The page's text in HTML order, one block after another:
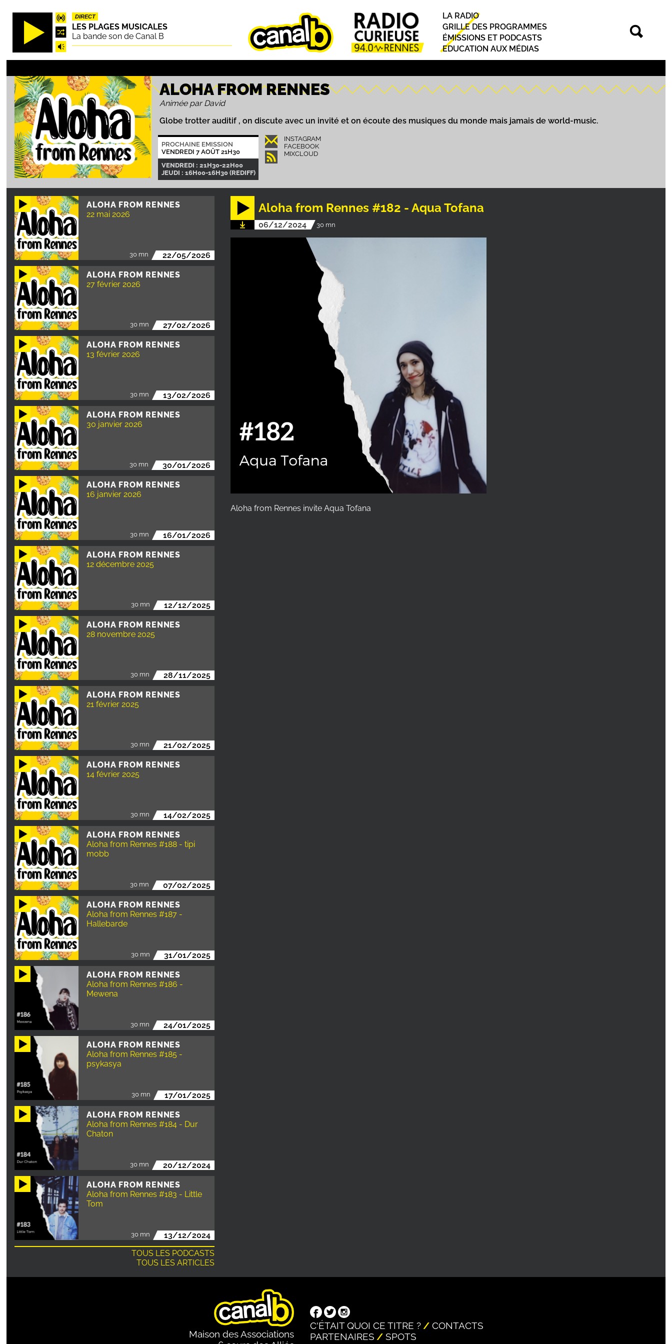
Aller
principal
DIRECT
LES PLAGES MUSICALES
La bande son de Canal B
Principal
LA RADIO
GRILLE DES PROGRAMMES
ÉMISSIONS ET PODCASTS
EDUCATION AUX MÉDIAS
ALOHA FROM RENNES
Animée par David
Globe trotter auditif , on discute avec un invité et on écoute des musiques du monde mais jamais de world-music.
PROCHAINE EMISSION
VENDREDI 7 AOÛT 21H30
VENDREDI : 21H30-22H00
JEUDI : 16H00-16H30 (REDIFF)
INSTAGRAM
FACEBOOK
MIXCLOUD
ALOHA FROM RENNES
22 mai 2026
30 mn 22/05/2026
ALOHA FROM RENNES
27 février 2026
30 mn 27/02/2026
ALOHA FROM RENNES
13 février 2026
30 mn 13/02/2026
ALOHA FROM RENNES
30 janvier 2026
30 mn 30/01/2026
ALOHA FROM RENNES
16 janvier 2026
30 mn 16/01/2026
ALOHA FROM RENNES
12 décembre 2025
30 mn 12/12/2025
ALOHA FROM RENNES
28 novembre 2025
30 mn 28/11/2025
ALOHA FROM RENNES
21 février 2025
30 mn 21/02/2025
ALOHA FROM RENNES
14 février 2025
30 mn 14/02/2025
ALOHA FROM RENNES
Aloha from Rennes #188 - tipi
mobb
30 mn 07/02/2025
ALOHA FROM RENNES
Aloha from Rennes #187 -
Hallebarde
30 mn 31/01/2025
ALOHA FROM RENNES
Aloha from Rennes #186 -
Mewena
30 mn 24/01/2025
ALOHA FROM RENNES
Aloha from Rennes #185 -
psykasya
30 mn 17/01/2025
ALOHA FROM RENNES
Aloha from Rennes #184 - Dur
Chaton
30 mn 20/12/2024
ALOHA FROM RENNES
Aloha from Rennes #183 - Little
Tom
30 mn
13/12/2024
TOUS LES PODCASTS
TOUS LES ARTICLES
Aloha from Rennes #182 - Aqua Tofana
06/12/2024 30 mn
Aloha from Rennes invite Aqua Tofana
Maison des Associations
C'ÉTAIT QUOI CE TITRE ?
CONTACTS
PARTENAIRES
SPOTS